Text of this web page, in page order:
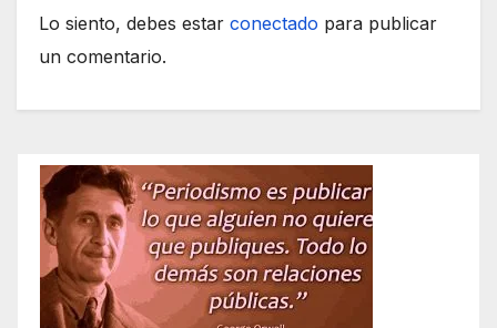
Lo siento, debes estar conectado para publicar
un comentario.